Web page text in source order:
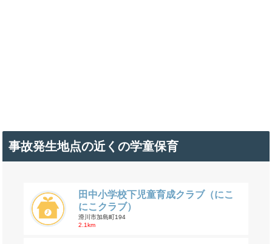
事故発生地点の近くの学童保育
田中小学校下児童育成クラブ（にこ
にこクラブ）
滑川市加島町194
2.1km